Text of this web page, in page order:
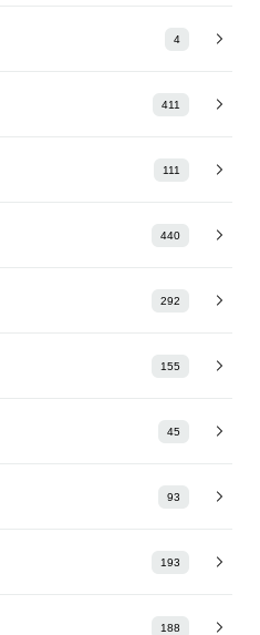
4
411
111
440
292
155
45
93
193
188